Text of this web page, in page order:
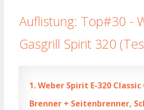
Auflistung: Top#30 -
Gasgrill Spirit 320
1.Weber Spirit E-320
Brenner + Seitenbrenner,